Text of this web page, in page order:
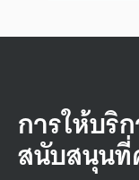
การให้บริ
สนับสนุน